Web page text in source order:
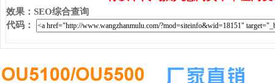
效果 ： SEO综合查询
代码 ：